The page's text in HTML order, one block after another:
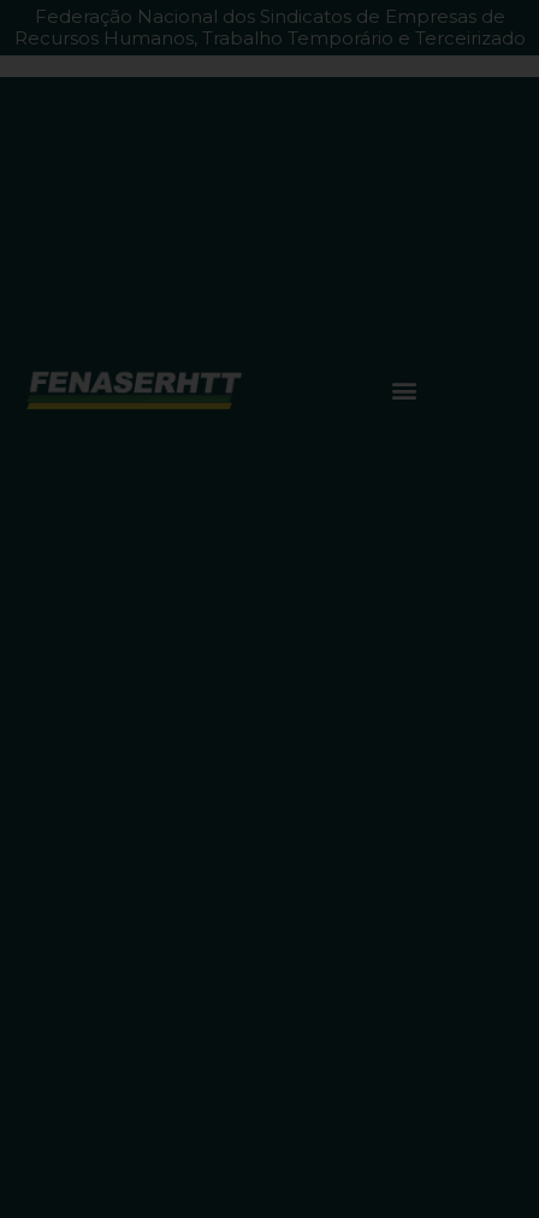
Federação Nacional dos Sindicatos de Empresas de
Recursos Humanos, Trabalho Temporário e Terceirizado